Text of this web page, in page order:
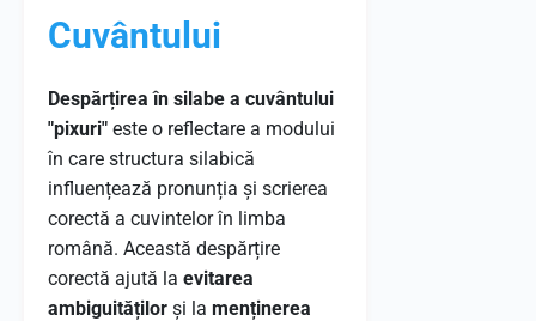
Cuvântului
Despărțirea în silabe a cuvântului
"pixuri" este o reflectare a modului
în care structura silabică
influențează pronunția și scrierea
corectă a cuvintelor în limba
română. Această despărțire
corectă ajută la evitarea
ambiguităților și la menținerea